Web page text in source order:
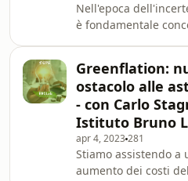
Nell'epoca
è fondamentale
sostenibile
pulita proveniente
rinnovabili. In Italia,
numerosi ostacoli
progresso delle
come una serie di
che, anziché
Greenflation:
ostacolo alle
- con Carlo
Istituto Bruno
apr 4, 2023281
Stiamo assistendo a
aumento dei costi